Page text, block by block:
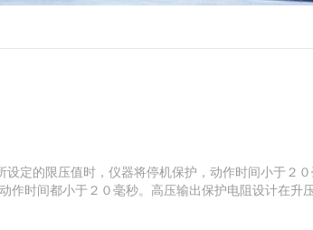
定的限压值时，仪器将停机保护，动作时间小于２
作时间都小于２０毫秒。高压输出保护电阻设计在升